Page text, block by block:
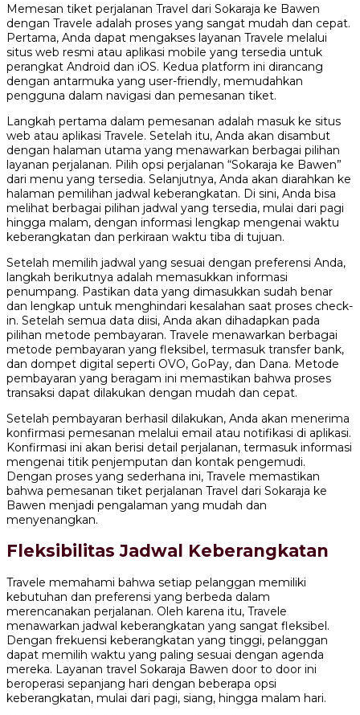
Memesan tiket perjalanan Travel dari Sokaraja ke Bawen
dengan Travele adalah proses yang sangat mudah dan cepat.
Pertama, Anda dapat mengakses layanan Travele melalui
situs web resmi atau aplikasi mobile yang tersedia untuk
perangkat Android dan iOS. Kedua platform ini dirancang
dengan antarmuka yang user-friendly, memudahkan
pengguna dalam navigasi dan pemesanan tiket.
Langkah pertama dalam pemesanan adalah masuk ke situs
web atau aplikasi Travele. Setelah itu, Anda akan disambut
dengan halaman utama yang menawarkan berbagai pilihan
layanan perjalanan. Pilih opsi perjalanan “Sokaraja ke Bawen”
dari menu yang tersedia. Selanjutnya, Anda akan diarahkan ke
halaman pemilihan jadwal keberangkatan. Di sini, Anda bisa
melihat berbagai pilihan jadwal yang tersedia, mulai dari pagi
hingga malam, dengan informasi lengkap mengenai waktu
keberangkatan dan perkiraan waktu tiba di tujuan.
Setelah memilih jadwal yang sesuai dengan preferensi Anda,
langkah berikutnya adalah memasukkan informasi
penumpang. Pastikan data yang dimasukkan sudah benar
dan lengkap untuk menghindari kesalahan saat proses check-
in. Setelah semua data diisi, Anda akan dihadapkan pada
pilihan metode pembayaran. Travele menawarkan berbagai
metode pembayaran yang fleksibel, termasuk transfer bank,
dan dompet digital seperti OVO, GoPay, dan Dana. Metode
pembayaran yang beragam ini memastikan bahwa proses
transaksi dapat dilakukan dengan mudah dan cepat.
Setelah pembayaran berhasil dilakukan, Anda akan menerima
konfirmasi pemesanan melalui email atau notifikasi di aplikasi.
Konfirmasi ini akan berisi detail perjalanan, termasuk informasi
mengenai titik penjemputan dan kontak pengemudi.
Dengan proses yang sederhana ini, Travele memastikan
bahwa pemesanan tiket perjalanan Travel dari Sokaraja ke
Bawen menjadi pengalaman yang mudah dan
menyenangkan.
Fleksibilitas Jadwal Keberangkatan
Travele memahami bahwa setiap pelanggan memiliki
kebutuhan dan preferensi yang berbeda dalam
merencanakan perjalanan. Oleh karena itu, Travele
menawarkan jadwal keberangkatan yang sangat fleksibel.
Dengan frekuensi keberangkatan yang tinggi, pelanggan
dapat memilih waktu yang paling sesuai dengan agenda
mereka. Layanan travel Sokaraja Bawen door to door ini
beroperasi sepanjang hari dengan beberapa opsi
keberangkatan, mulai dari pagi, siang, hingga malam hari.